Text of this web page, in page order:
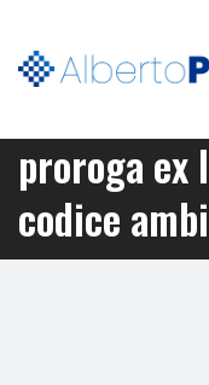
proroga ex
codice